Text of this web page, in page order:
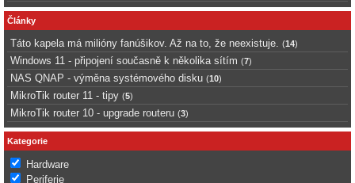
Články
Táto kapela má milióny fanúšikov. Až na to, že neexistuje. (14)
Windows 11 - připojení současně k několika sítím (7)
NAS QNAP - výměna systémového disku (10)
MikroTik router 11 - tipy (5)
MikroTik router 10 - upgrade routeru (3)
Kategorie
Hardware
Periferie